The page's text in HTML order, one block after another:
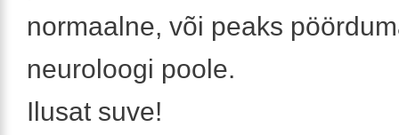
normaalne, või peaks
neuroloogi poole.
Ilusat suve!